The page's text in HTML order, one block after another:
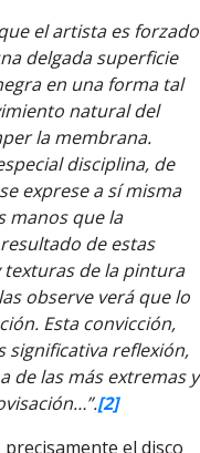
el artista es forzado
delgada superficie
en una forma tal
natural del
la membrana.
disciplina, de
exprese a sí misma
manos que la
de estas
de la pintura
observe verá que lo
Esta convicción,
significativa reflexión,
de las más extremas y
[2]
el disco